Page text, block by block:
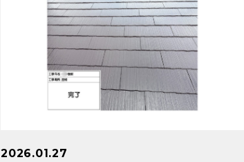
2026.01.27